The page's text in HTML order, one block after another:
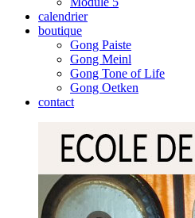
calendrier
boutique
Gong Paiste
Gong Meinl
Gong Tone of Life
Gong Oetken
contact